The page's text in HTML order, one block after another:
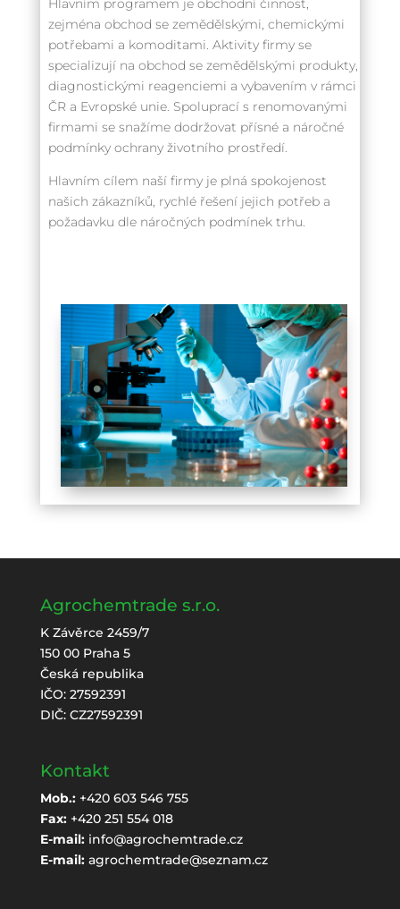
Hlavním programem je obchodní činnost,
zejména obchod se zemědělskými, chemickými
potřebami a komoditami. Aktivity firmy se
specializují na obchod se zemědělskými produkty,
diagnostickými reagenciemi a vybavením v rámci
ČR a Evropské unie. Spoluprací s renomovanými
firmami se snažíme dodržovat přísné a náročné
podmínky ochrany životního prostředí.
Hlavním cílem naší firmy je plná spokojenost
našich zákazníků, rychlé řešení jejich potřeb a
požadavku dle náročných podmínek trhu.
Agrochemtrade s.r.o.
K Závěrce 2459/7
150 00 Praha 5
Česká republika
IČO: 27592391
DIČ: CZ27592391
Kontakt
Mob.:+420 603 546 755
Fax:+420 251 554 018
E-mail: info@agrochemtrade.cz
E-mail: agrochemtrade@seznam.cz